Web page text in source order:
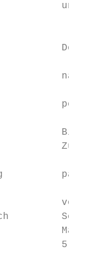
Der
per
Zürich
passte
von
5. Juni